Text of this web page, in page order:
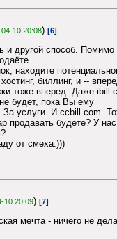
10 20:08) [6]
и другой способ. Помимо
находите
биллинг, и --
тоже вперед. Даже
будет, пока Вы ему
За услуги. И ccbill.com.
продавать будете? У
от смеха:)))
10 20:09) [7]
мечта - ничего не